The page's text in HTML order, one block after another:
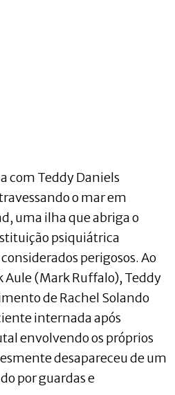
com Teddy Daniels
o mar em
uma ilha que abriga o
psiquiátrica
perigosos. Ao
Aule (Mark Ruffalo), Teddy
de Rachel Solando
internada após
envolvendo os próprios
desapareceu de um
por guardas e